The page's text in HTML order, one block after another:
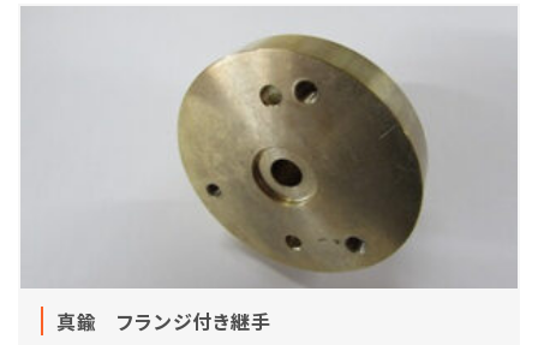
真鍮 フランジ付き継手